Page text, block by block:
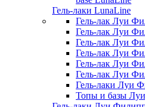
Гель-лаки LunaLine
Гель-лак Луи
Гель-лак Луи
Гель-лак Луи
Гель-лак Луи
Гель-лак Луи
Гель-лак Луи
Гель-лаки Луи
Топы и базы